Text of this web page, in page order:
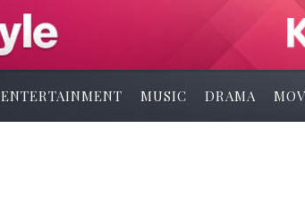
ENTERTAINMENT MUSIC DRAMA